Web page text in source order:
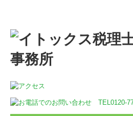
ホーム
事務所紹介
アクセス